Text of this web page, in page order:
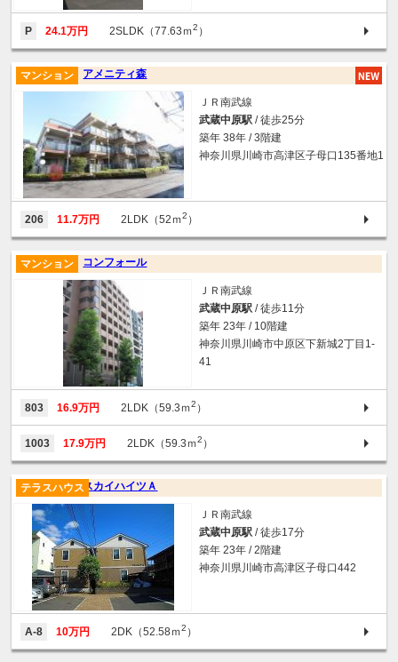
P 24.1万円 2SLDK（77.63ｍ2 ）
アメニティ森
マンション
ＪＲ南武線
武蔵中原駅 / 徒歩25分
築年 38年 / 3階建
神奈川県川崎市高津区子母口135番地1
206 11.7万円 2LDK（52ｍ2 ）
コンフォール
マンション
ＪＲ南武線
武蔵中原駅 / 徒歩11分
築年 23年 / 10階建
神奈川県川崎市中原区下新城2丁目1-
41
803 16.9万円 2LDK（59.3ｍ2 ）
1003 17.9万円 2LDK（59.3ｍ2 ）
スカイハイツＡ
テラスハウス
ＪＲ南武線
武蔵中原駅 / 徒歩17分
築年 23年 / 2階建
神奈川県川崎市高津区子母口442
A-8 10万円 2DK（52.58ｍ2 ）